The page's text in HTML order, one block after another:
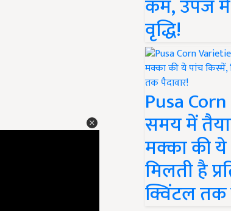
कम, उपज में
वृद्धि!
Pusa
समय में
मक्का की ये
मिलती है
क्विंटल तक